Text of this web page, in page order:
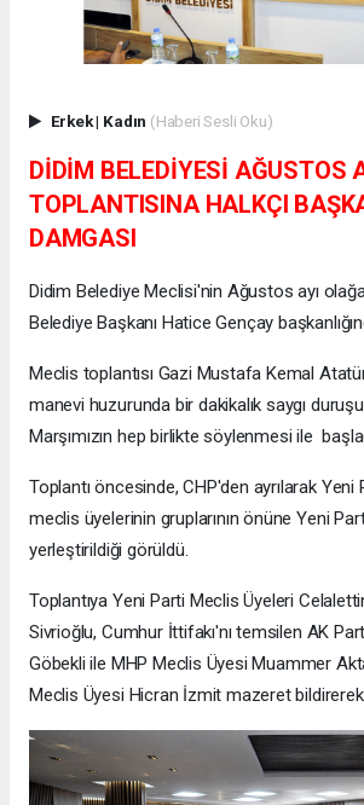
Erkek| Kadın (Haberi Sesli Oku)
DİDİM BELEDİYESİ AĞUSTOS
TOPLANTISINA HALKÇI
DAMGASI
Didim Belediye Meclisi'nin Ağustos ayı
Belediye Başkanı Hatice Gençay
Meclis toplantısı Gazi Mustafa Kemal
manevi huzurunda bir dakikalık saygı
Marşımızın hep birlikte söylenmesi ile
Toplantı öncesinde, CHP'den ayrılarak Yeni
meclis üyelerinin gruplarının önüne Yeni
yerleştirildiği görüldü.
Toplantıya Yeni Parti Meclis Üyeleri
Sivrioğlu, Cumhur İttifakı'nı temsilen AK
Göbekli ile MHP Meclis Üyesi Muammer
Meclis Üyesi Hicran İzmit mazeret bildirerek